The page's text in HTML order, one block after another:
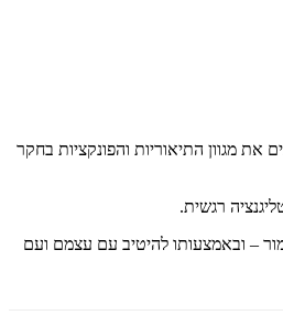
מגוון התיאוריות והפונקציות בחקר
רגשית.
– ובאמצעותו להיטיב עם עצמם ועם